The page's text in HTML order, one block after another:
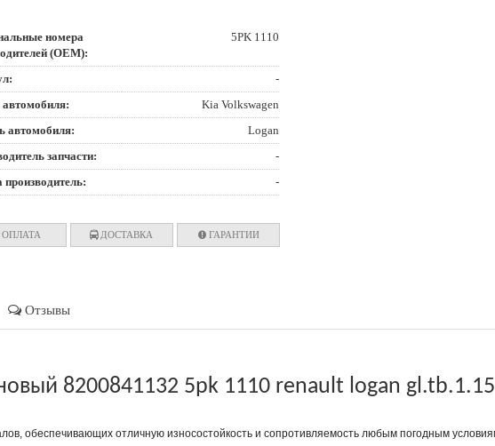
номера
(OEM):
5PK 1110
-
Kia Volkswagen
автомобиля:
Logan
запчасти:
-
производитель:
-
ОПЛАТА ДОСТАВКА ГАРАНТИИ
Отзывы
8200841132 5pk 1110 renault logan gl.tb.1.15
обеспечивающих отличную износостойкость и сопротивляемость любым погодным